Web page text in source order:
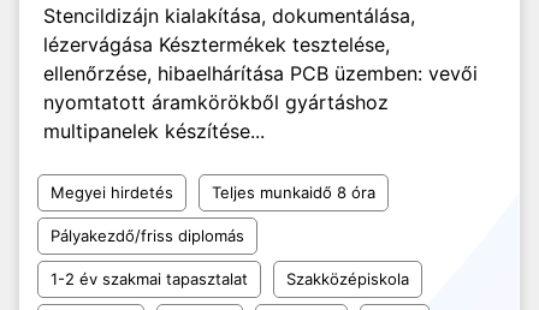
Stencildizájn kialakítása, dokumentálása,
lézervágása Késztermékek tesztelése,
ellenőrzése, hibaelhárítása PCB üzemben: vevői
nyomtatott áramkörökből gyártáshoz
multipanelek készítése...
Megyei hirdetés Teljes munkaidő 8 óra
Pályakezdő/friss diplomás
1-2 év szakmai tapasztalat Szakközépiskola